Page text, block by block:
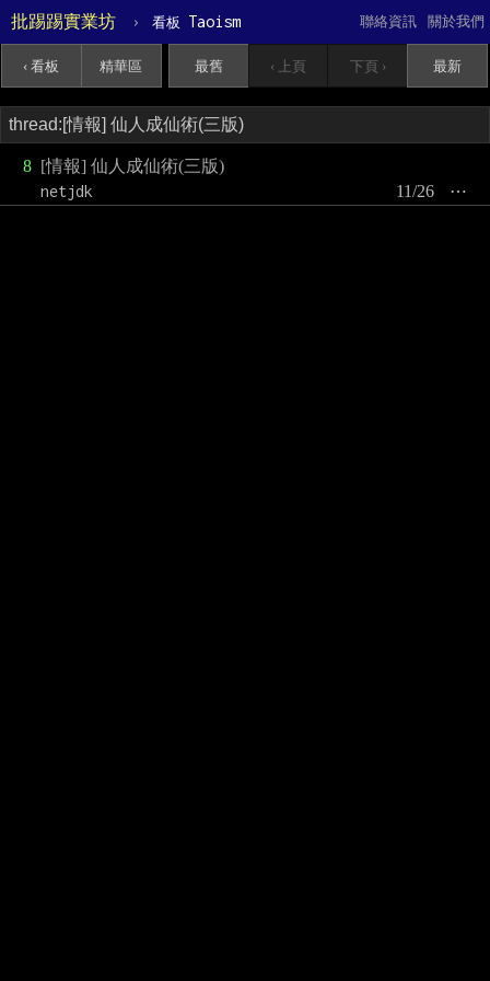
批踢踢實業坊 › 看板 Taoism 關於我們
聯絡資訊
‹ 看板 精華區 最舊 ‹ 上頁 下頁 › 最新
8 [情報] 仙人成仙術(三版)
netjdk
⋯
11/26